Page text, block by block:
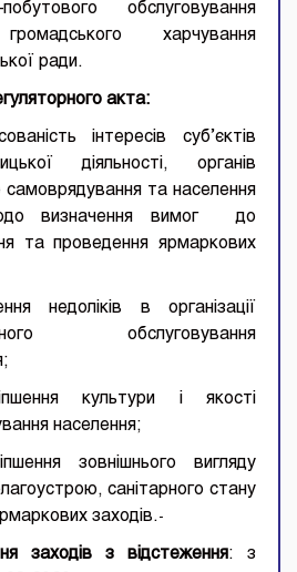
обслуговування
харчування
ради.
акта:
інтересів суб’єктів
діяльності, органів
самоврядування та населення
визначення вимог до
та проведення ярмаркових
недоліків в організації
обслуговування
культури і якості
населення;
зовнішнього вигляду
санітарного стану
заходів.-
заходів з відстеження : з